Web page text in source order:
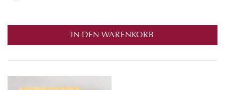
IN DEN WARENKORB